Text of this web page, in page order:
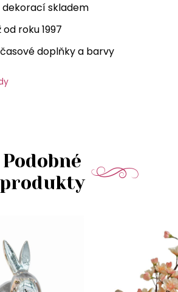
dekorací skladem
roku 1997
doplňky a barvy
Podobné
produkty